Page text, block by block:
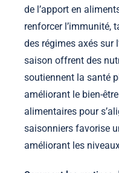
de l’apport en
renforcer l’immunité,
des régimes axés sur
saison offrent des
soutiennent la santé
améliorant le bien-
alimentaires pour
saisonniers favorise
améliorant les niveaux